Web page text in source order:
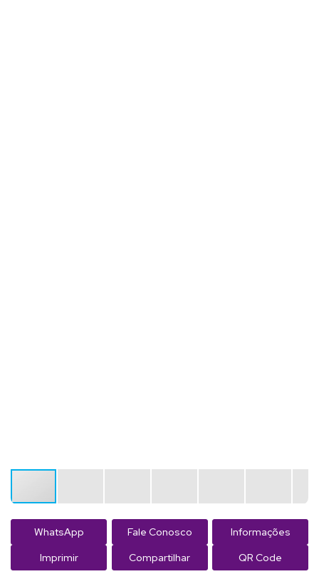
WhatsApp Fale Conosco
Informações
Imprimir
Compartilhar QR Code